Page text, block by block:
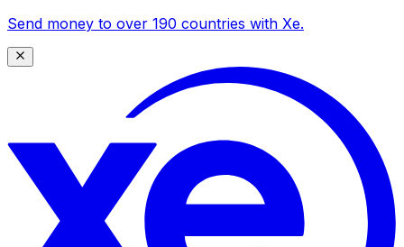
Send money to over 190 countries with Xe.